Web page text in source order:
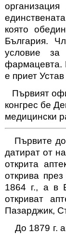
която
България.
условие
фармацевта.
е приет
Първият
конгрес бе
медицински
Първите
датират от
открита
открива
1864 г., а в
откриват
Пазарджик,
До 1879 г.